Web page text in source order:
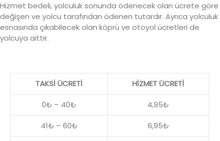
Hizmet bedeli, yolculuk sonunda ödenecek olan ücrete göre
değişen ve yolcu tarafından ödenen tutardır. Ayrıca yolculuk
esnasında çıkabilecek olan köprü ve otoyol ücretleri de
yolcuya aittir.
TAKSİ ÜCRETİ HİZMET ÜCRETİ
0₺ – 40₺ 4,95₺
41₺ – 60₺ 6,95₺